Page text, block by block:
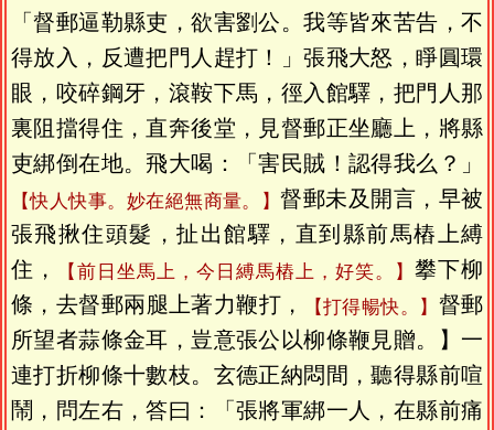
「督郵逼勒縣吏，欲害劉公。我等皆來苦告，不
得放入，反遭把門人趕打！」張飛大怒，睜圓環
眼，咬碎鋼牙，滾鞍下馬，徑入館驛，把門人那
裏阻擋得住，直奔後堂，見督郵正坐廳上，將縣
吏綁倒在地。飛大喝：「害民賊！認得我么？」
【快人快事。妙在絕無商量。】督郵未及開言，早被
張飛揪住頭髮，扯出館驛，直到縣前馬樁上縛
住，
【前日坐馬上，今日縛馬樁上，好笑。】 攀下柳
條，去督郵兩腿上著力鞭打，
【打得暢快。】 督郵
所望者蒜條金耳，豈意張公以柳條鞭見贈。】一
連打折柳條十數枝。玄德正納悶間，聽得縣前喧
鬧，問左右，答曰：「張將軍綁一人，在縣前痛